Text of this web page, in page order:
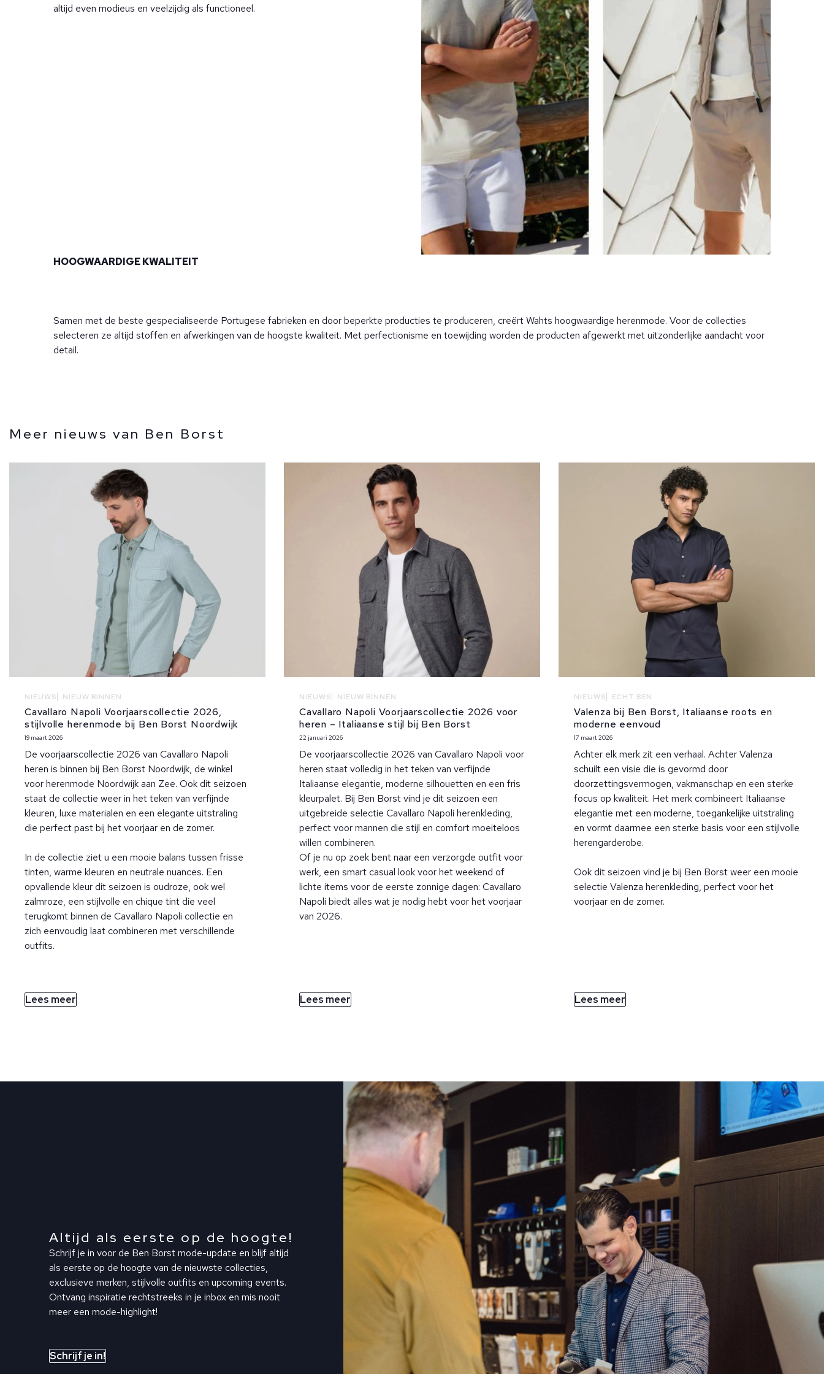
altijd even modieus en veelzijdig als functioneel.
HOOGWAARDIGE KWALITEIT
Samen met de beste gespecialiseerde Portugese fabrieken en door beperkte producties te produceren, creërt Wahts hoogwaardige herenmode. Voor de collecties
selecteren ze altijd stoffen en afwerkingen van de hoogste kwaliteit. Met perfectionisme en toewijding worden de producten afgewerkt met uitzonderlijke aandacht voor
detail.
Meer nieuws van Ben Borst
NIEUWS NIEUW BINNEN
Cavallaro Napoli Voorjaarscollectie 2026,
stijlvolle herenmode bij Ben Borst Noordwijk
19 maart 2026
De voorjaarscollectie 2026 van Cavallaro Napoli
heren is binnen bij Ben Borst Noordwijk, de winkel
voor herenmode Noordwijk aan Zee. Ook dit seizoen
staat de collectie weer in het teken van verfijnde
kleuren, luxe materialen en een elegante uitstraling
die perfect past bij het voorjaar en de zomer.
In de collectie ziet u een mooie balans tussen frisse
tinten, warme kleuren en neutrale nuances. Een
opvallende kleur dit seizoen is oudroze, ook wel
zalmroze, een stijlvolle en chique tint die veel
terugkomt binnen de Cavallaro Napoli collectie en
zich eenvoudig laat combineren met verschillende
outfits.
Lees meer
NIEUWS NIEUW BINNEN
Cavallaro Napoli Voorjaarscollectie 2026 voor
heren – Italiaanse stijl bij Ben Borst
22 januari 2026
De voorjaarscollectie 2026 van Cavallaro Napoli voor
heren staat volledig in het teken van verfijnde
Italiaanse elegantie, moderne silhouetten en een fris
kleurpalet. Bij Ben Borst vind je dit seizoen een
uitgebreide selectie Cavallaro Napoli herenkleding,
perfect voor mannen die stijl en comfort moeiteloos
willen combineren.
Of je nu op zoek bent naar een verzorgde outfit voor
werk, een smart casual look voor het weekend of
lichte items voor de eerste zonnige dagen: Cavallaro
Napoli biedt alles wat je nodig hebt voor het voorjaar
van 2026.
Lees meer
NIEUWS ECHT BEN
Valenza bij Ben Borst, Italiaanse roots en
moderne eenvoud
17 maart 2026
Achter elk merk zit een verhaal. Achter Valenza
schuilt een visie die is gevormd door
doorzettingsvermogen, vakmanschap en een sterke
focus op kwaliteit. Het merk combineert Italiaanse
elegantie met een moderne, toegankelijke uitstraling
en vormt daarmee een sterke basis voor een stijlvolle
herengarderobe.
Ook dit seizoen vind je bij Ben Borst weer een mooie
selectie Valenza herenkleding, perfect voor het
voorjaar en de zomer.
Lees meer
Altijd als eerste op de hoogte!
Schrijf je in voor de Ben Borst mode-update en blijf altijd
als eerste op de hoogte van de nieuwste collecties,
exclusieve merken, stijlvolle outfits en upcoming events.
Ontvang inspiratie rechtstreeks in je inbox en mis nooit
meer een mode-highlight!
Schrijf je in!